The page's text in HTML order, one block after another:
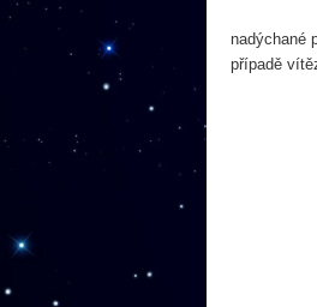
nadýchané
případě